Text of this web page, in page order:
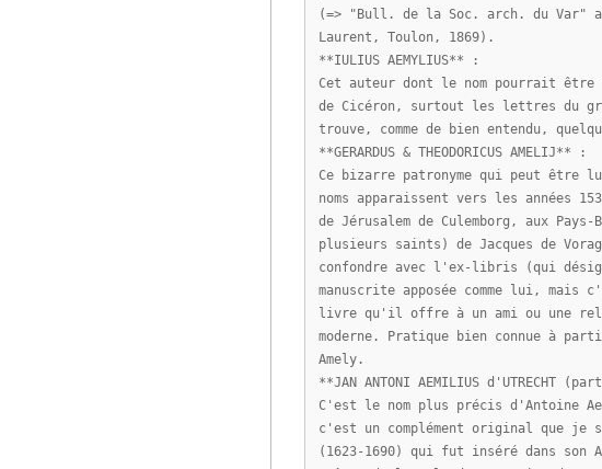
(=> "Bull. de la Soc. arch. du Var"
Laurent, Toulon, 1869).
**IULIUS AEMYLIUS** :
Cet auteur dont le nom pourrait être
de Cicéron, surtout les lettres du
trouve, comme de bien entendu,
**GERARDUS & THEODORICUS AMELIJ** :
Ce bizarre patronyme qui peut être
noms apparaissent vers les années
de Jérusalem de Culemborg, aux
plusieurs saints) de Jacques de
confondre avec l'ex-libris (qui
manuscrite apposée comme lui, mais
livre qu'il offre à un ami ou une
moderne. Pratique bien connue à
Amely.
**JAN ANTONI AEMILIUS d'UTRECHT
C'est le nom plus précis d'Antoine
c'est un complément original que je
(1623-1690) qui fut inséré dans